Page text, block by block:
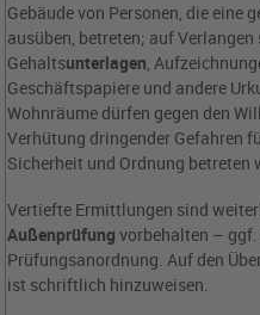
Gebäude von Personen, die eine
ausüben, betreten; auf Verlangen
Gehaltsunterlagen,
Geschäftspapiere und andere
Wohnräume dürfen gegen den
Verhütung dringender Gefahren
Sicherheit und Ordnung betreten
Vertiefte Ermittlungen sind
Außenprüfung vorbehalten –
Prüfungsanordnung. Auf den
ist schriftlich hinzuweisen.